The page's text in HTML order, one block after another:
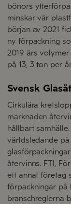
bönors
minskar vår
början av 2021
ny förpackning
2019 års
på 13, 3 ton per
Svensk
Cirkulära
marknaden
hållbart
världsledande
återvinns. FTI,
ett annat företag
förpackningar på
branschreglerna